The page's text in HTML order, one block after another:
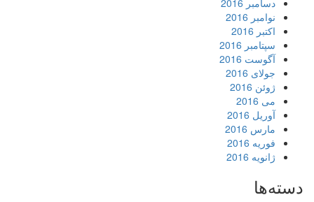
دسامبر 2016
نوامبر 2016
اکتبر 2016
سپتامبر 2016
آگوست 2016
جولای 2016
ژوئن 2016
می 2016
آوریل 2016
مارس 2016
فوریه 2016
ژانویه 2016
دسته‌ها